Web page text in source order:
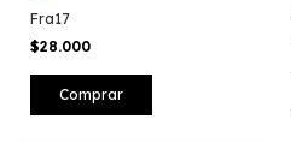
Fra17
$28.000
Comprar